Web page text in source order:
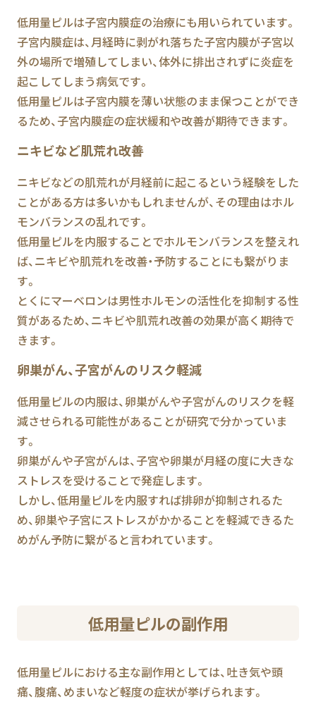
低用量ピルは子宮内膜症の治療にも用いられています。
子宮内膜症は、月経時に剥がれ落ちた子宮内膜が子宮以
外の場所で増殖してしまい、体外に排出されずに炎症を
起こしてしまう病気です。
低用量ピルは子宮内膜を薄い状態のまま保つことができ
るため、子宮内膜症の症状緩和や改善が期待できます。
ニキビなど肌荒れ改善
ニキビなどの肌荒れが月経前に起こるという経験をした
ことがある方は多いかもしれませんが、その理由はホル
モンバランスの乱れです。
低用量ピルを内服することでホルモンバランスを整えれ
ば、ニキビや肌荒れを改善・予防することにも繋がりま
す。
とくにマーベロンは男性ホルモンの活性化を抑制する性
質があるため、ニキビや肌荒れ改善の効果が高く期待で
きます。
卵巣がん、子宮がんのリスク軽減
低用量ピルの内服は、卵巣がんや子宮がんのリスクを軽
減させられる可能性があることが研究で分かっていま
す。
卵巣がんや子宮がんは、子宮や卵巣が月経の度に大きな
ストレスを受けることで発症します。
しかし、低用量ピルを内服すれば排卵が抑制されるた
め、卵巣や子宮にストレスがかかることを軽減できるた
めがん予防に繋がると言われています。
低用量ピルの副作用
低用量ピルにおける主な副作用としては、吐き気や頭
痛、腹痛、めまいなど軽度の症状が挙げられます。